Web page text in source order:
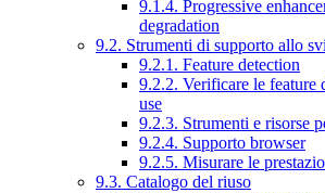
9.1.4. Progressive
degradation
9.2. Strumenti di supporto allo
9.2.1. Feature detection
9.2.2. Verificare le
use
9.2.3. Strumenti e risorse
9.2.4. Supporto browser
9.2.5. Misurare le
9.3. Catalogo del riuso